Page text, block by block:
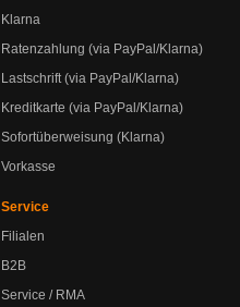
Klarna
Ratenzahlung (via PayPal/Klarna)
Lastschrift (via PayPal/Klarna)
Kreditkarte (via PayPal/Klarna)
Sofortüberweisung (Klarna)
Vorkasse
Service
Filialen
B2B
Service / RMA